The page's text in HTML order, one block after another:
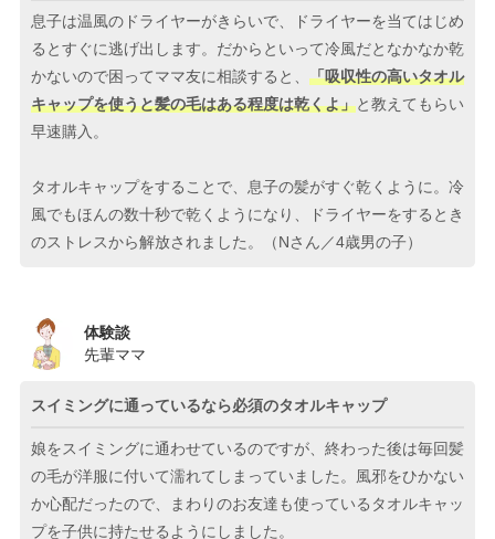
息子は温風のドライヤーがきらいで、ドライヤーを当てはじめ
るとすぐに逃げ出します。だからといって冷風だとなかなか乾
かないので困ってママ友に相談すると、 「吸収性の高いタオル
キャップを使うと髪の毛はある程度は乾くよ」と教えてもらい
早速購入。
タオルキャップをすることで、息子の髪がすぐ乾くように。冷
風でもほんの数十秒で乾くようになり、ドライヤーをするとき
のストレスから解放されました。（Nさん／4歳男の子）
体験談
先輩ママ
スイミングに通っているなら必須のタオルキャップ
娘をスイミングに通わせているのですが、終わった後は毎回髪
の毛が洋服に付いて濡れてしまっていました。風邪をひかない
か心配だったので、まわりのお友達も使っているタオルキャッ
プを子供に持たせるようにしました。